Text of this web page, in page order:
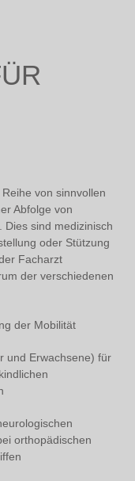
von sinnvollen
Abfolge von
Dies sind medizinisch
oder Stützung
Facharzt
der verschiedenen
der Mobilität
und Erwachsene) für
orthopädischen